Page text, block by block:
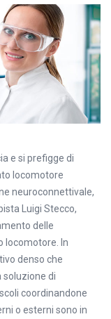
e si prefigge di
locomotore
neuroconnettivale,
Luigi Stecco,
delle
locomotore. In
denso che
di
coordinandone
o esterni sono in